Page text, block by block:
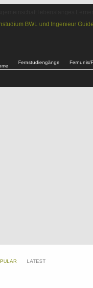
Fernstudiengänge Fernunis/
LATEST